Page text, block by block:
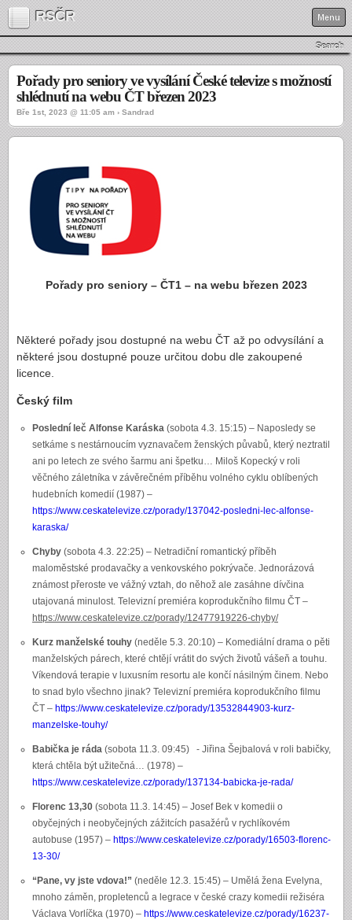
RSČR Menu
Search
Pořady pro seniory ve vysílání České televize s možností
shlédnutí na webu ČT březen 2023
Bře 1st, 2023 @ 11:05 am › Sandrad
Pořady pro seniory – ČT1 – na webu březen 2023
Některé pořady jsou dostupné na webu ČT až po odvysílání a
některé jsou dostupné pouze určitou dobu dle zakoupené
licence.
Český film
Poslední leč Alfonse Karáska (sobota 4.3. 15:15) – Naposledy se
setkáme s nestárnoucím vyznavačem ženských půvabů, který neztratil
ani po letech ze svého šarmu ani špetku… Miloš Kopecký v roli
věčného záletníka v závěrečném příběhu volného cyklu oblíbených
hudebních komedií (1987) –
https://www.ceskatelevize.cz/porady/137042-posledni-lec-alfonse-
karaska/
Chyby (sobota 4.3. 22:25) – Netradiční romantický příběh
maloměstské prodavačky a venkovského pokrývače. Jednorázová
známost přeroste ve vážný vztah, do něhož ale zasáhne dívčina
utajovaná minulost. Televizní premiéra koprodukčního filmu ČT –
https://www.ceskatelevize.cz/porady/12477919226-chyby/
Kurz manželské touhy (neděle 5.3. 20:10) – Komediální drama o pěti
manželských párech, které chtějí vrátit do svých životů vášeň a touhu.
Víkendová terapie v luxusním resortu ale končí násilným činem. Nebo
to snad bylo všechno jinak? Televizní premiéra koprodukčního filmu
ČT – https://www.ceskatelevize.cz/porady/13532844903-kurz-
manzelske-touhy/
Babička je ráda (sobota 11.3. 09:45) - Jiřina Šejbalová v roli babičky,
která chtěla být užitečná… (1978) –
https://www.ceskatelevize.cz/porady/137134-babicka-je-rada/
Florenc 13,30 (sobota 11.3. 14:45) – Josef Bek v komedii o
obyčejných i neobyčejných zážitcích pasažérů v rychlíkovém
autobuse (1957) – https://www.ceskatelevize.cz/porady/16503-florenc-
13-30/
“Pane, vy jste vdova!” (neděle 12.3. 15:45) – Umělá žena Evelyna,
mnoho záměn, propletenců a legrace v české crazy komedii režiséra
Václava Vorlíčka (1970) – https://www.ceskatelevize.cz/porady/16237-